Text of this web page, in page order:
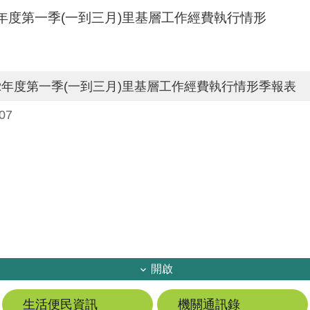
度第一季(一到三月)里基層工作經費執行情形
度第一季(一到三月)里基層工作經費執行情形季報表
開啟
生活便民資訊 機關通訊錄